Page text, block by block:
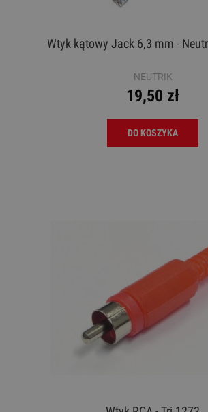
Wtyk kątowy Jack 6,3 mm -
NEUTRIK
19,50 zł
DO KOSZYKA